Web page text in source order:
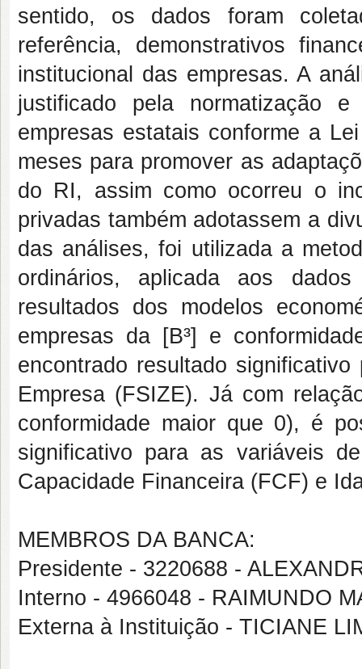
sentido, os dados foram
referência, demonstrativos
institucional das empresas. A
justificado pela normatização
empresas estatais conforme a
meses para promover as
do RI, assim como ocorreu o
privadas também adotassem a
das análises, foi utilizada a
ordinários, aplicada aos
resultados dos modelos
empresas da [B³] e
encontrado resultado
Empresa (FSIZE). Já com
conformidade maior que 0), é
significativo para as variáveis
Capacidade Financeira (FCF) e
MEMBROS DA BANCA:
Presidente - 3220688 -
Interno - 4966048 - RAIMUNDO
Externa à Instituição - TICIANE